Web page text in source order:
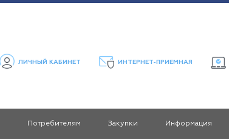
ЛИЧНЫЙ КАБИНЕТ ИНТЕРНЕТ-ПРИЕМНАЯ
Потребителям Закупки Информация